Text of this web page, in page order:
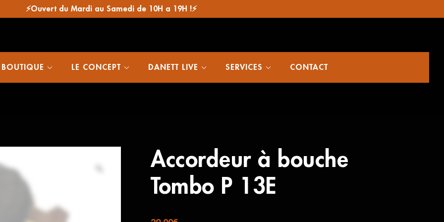
⚡Ouvert du Mardi au Samedi de 10H a 19H !⚡
LE CONCEPT DANETT LIVE SERVICES CONTACT
Accordeur à bouche
Tombo P 13E